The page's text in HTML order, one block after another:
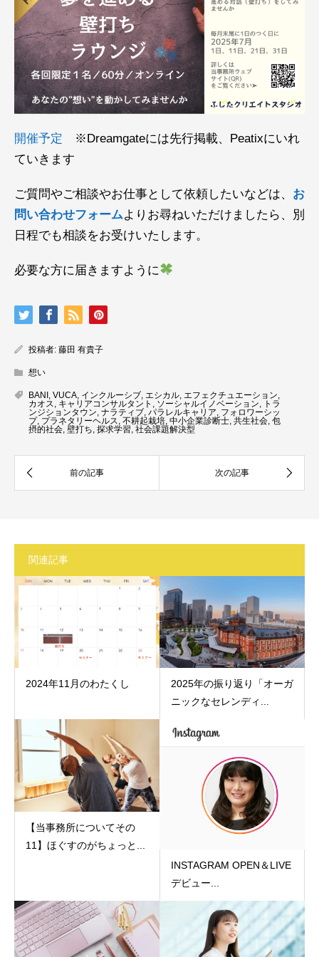
開催予定
※Dreamgateには先行掲載、Peatixにいれ
ていきます
ご質問やご相談やお仕事として依頼したいなどは、 お
問い合わせフォームよりお尋ねいただけましたら、別
日程でも相談をお受けいたします。
必要な方に届きますように
投稿者: 藤田 有貴子
想い
BANI VUCA インクルーシブ エシカル エフェクチュエーション
カオス
キャリアコンサルタント ソーシャルイノベーション
トラ
ンジションタウン ナラティブ パラレルキャリア フォロワーシッ
プ, プラネタリーヘルス 不耕起栽培 中小企業診断士 共生社会 包
摂的社会 壁打ち 探求学習 社会課題解決型
関連記事
2024年11月のわたくし
2025年の振り返り「オーガ
ニックなセレンディ...
【当事務所についてその
11】ほぐすのがちょっと...
INSTAGRAM OPEN＆LIVE
デビュー...